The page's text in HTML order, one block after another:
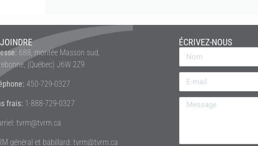
688, montée Masson sud,
(Québec) J6W 2Z9
450-729-0327
frais: 1-888-729-0327
tvrm@tvrm.ca
général et babillard: tvrm@tvrm.ca
ÉCRIVEZ-NOUS